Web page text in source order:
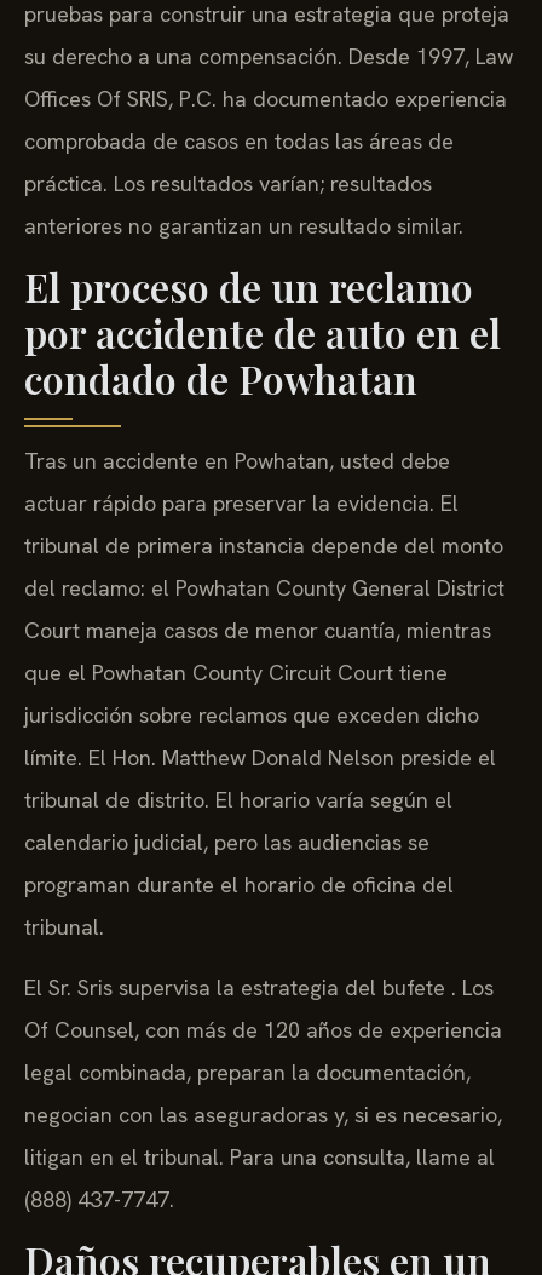
pruebas para construir una estrategia que proteja
su derecho a una compensación. Desde 1997, Law
Offices Of SRIS, P.C. ha documentado experiencia
comprobada de casos en todas las áreas de
práctica. Los resultados varían; resultados
anteriores no garantizan un resultado similar.
El proceso de un reclamo
por accidente de auto en el
condado de Powhatan
Tras un accidente en Powhatan, usted debe
actuar rápido para preservar la evidencia. El
tribunal de primera instancia depende del monto
del reclamo: el Powhatan County General District
Court maneja casos de menor cuantía, mientras
que el Powhatan County Circuit Court tiene
jurisdicción sobre reclamos que exceden dicho
límite. El Hon. Matthew Donald Nelson preside el
tribunal de distrito. El horario varía según el
calendario judicial, pero las audiencias se
programan durante el horario de oficina del
tribunal.
El Sr. Sris supervisa la estrategia del bufete . Los
Of Counsel, con más de 120 años de experiencia
legal combinada, preparan la documentación,
negocian con las aseguradoras y, si es necesario,
litigan en el tribunal. Para una consulta, llame al
(888) 437-7747.
Daños recuperables en un